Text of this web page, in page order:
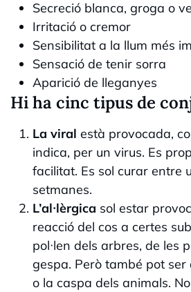
Secreció blanca, groga o
Irritació o cremor
Sensibilitat a la llum més
Sensació de tenir sorra
Aparició de lleganyes
Hi ha cinc tipus de
La viral està provocada,
indica, per un virus. Es
facilitat. Es sol curar entre
setmanes.
L’al·lèrgica sol estar
reacció del cos a certes
pol·len dels arbres, de les
gespa. Però també pot ser
o la caspa dels animals.